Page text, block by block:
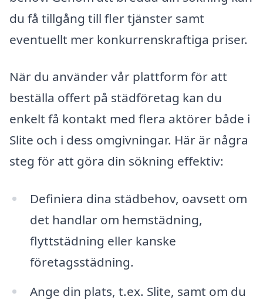
du få tillgång till fler tjänster samt
eventuellt mer konkurrenskraftiga priser.
När du använder vår plattform för att
beställa offert på städföretag kan du
enkelt få kontakt med flera aktörer både i
Slite och i dess omgivningar. Här är några
steg för att göra din sökning effektiv:
Definiera dina städbehov, oavsett om
det handlar om hemstädning,
flyttstädning eller kanske
företagsstädning.
Ange din plats, t.ex. Slite, samt om du